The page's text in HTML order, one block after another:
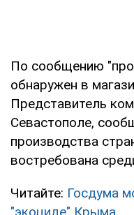
По сообщению
обнаружен в
Представитель
Севастополе,
производства
востребована
Читайте: Госдума
"экоциде" Крыма